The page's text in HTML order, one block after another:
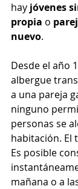
hay jóvenes
propia o
nuevo.
Desde el año
albergue
a una pareja
ninguno
personas se
habitación. El
Es posible
mañana o a